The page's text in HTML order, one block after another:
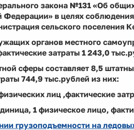
закона №131 «Об
Федерации» в целях
сельского поселения
органов местного
затраты 1 243,0
сферы составляет 8,5
744,9 тыс.рублей из них:
лиц ,фактические
1 физическое лицо,
грузоподъемности на